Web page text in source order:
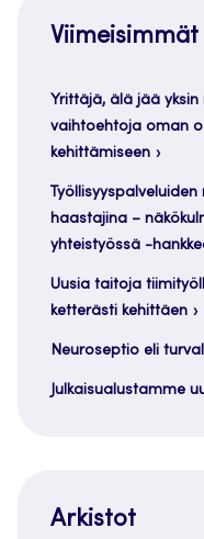
Yrittäjä, älä jää
vaihtoehtoja oman
kehittämiseen
haastajina –
yhteistyössä -
Uusia taitoja
ketterästi kehittäen
Neuroseptio eli
Julkaisualustamme
Arkistot